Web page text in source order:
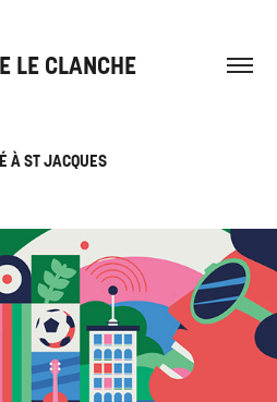
LE CLANCHE
À ST JACQUES